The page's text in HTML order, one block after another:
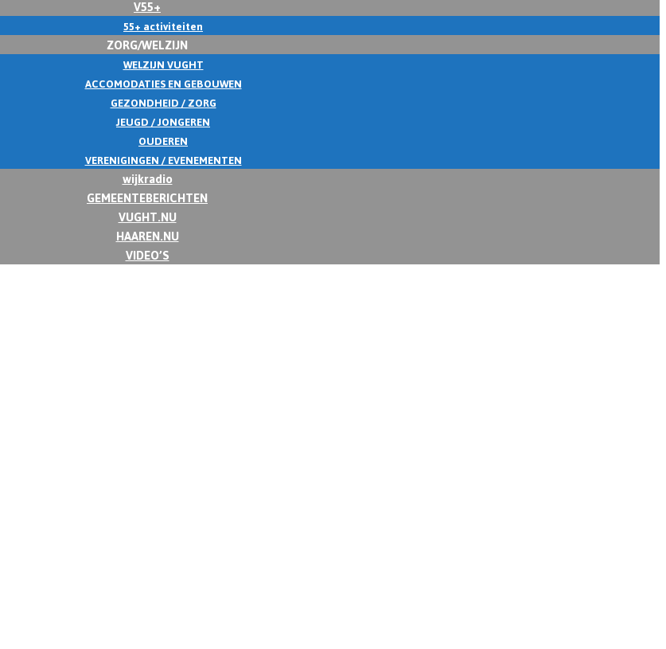
V55+
55+ activiteiten
ZORG/WELZIJN
WELZIJN VUGHT
ACCOMODATIES EN GEBOUWEN
GEZONDHEID / ZORG
JEUGD / JONGEREN
OUDEREN
VERENIGINGEN / EVENEMENTEN
wijkradio
GEMEENTEBERICHTEN
VUGHT.NU
HAAREN.NU
VIDEO’S